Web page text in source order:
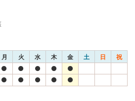
月 火 水 木 金 土 日 祝